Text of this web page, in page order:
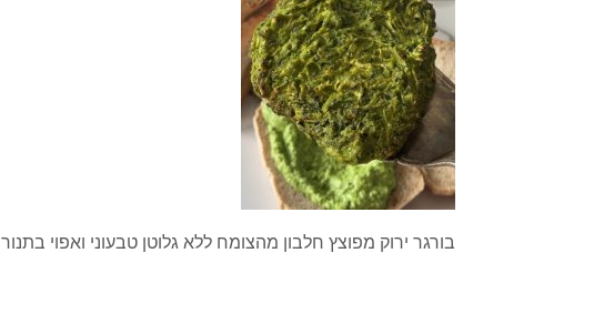
בורגר ירוק מפוצץ חלבון מהצומח ללא גלוטן טבעוני ואפוי בתנור